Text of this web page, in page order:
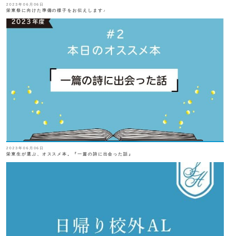
2023年06月06日
栄東祭に向けた準備の様子をお伝えします♪
2023年06月06日
栄東生が選ぶ、オススメ本。『一篇の詩に出会った話』